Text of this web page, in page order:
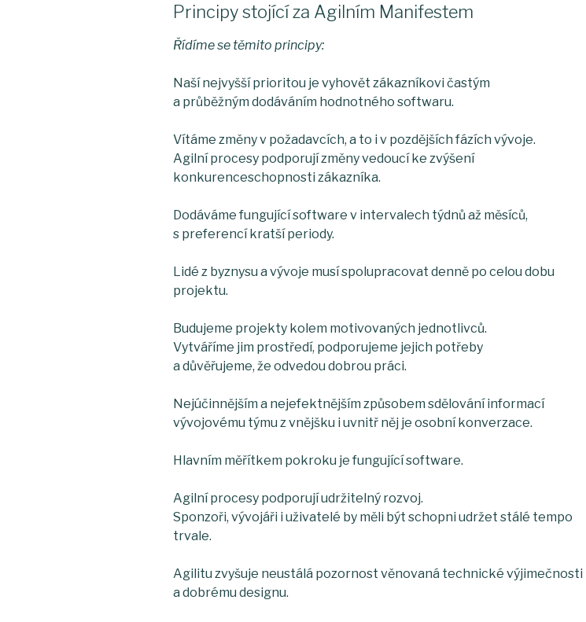
Principy stojící za Agilním Manifestem
Řídíme se těmito principy:
Naší nejvyšší prioritou je vyhovět zákazníkovi častým
a průběžným dodáváním hodnotného softwaru.
Vítáme změny v požadavcích, a to i v pozdějších fázích vývoje.
Agilní procesy podporují změny vedoucí ke zvýšení
konkurenceschopnosti zákazníka.
Dodáváme fungující software v intervalech týdnů až měsíců,
s preferencí kratší periody.
Lidé z byznysu a vývoje musí spolupracovat denně po celou dobu
projektu.
Budujeme projekty kolem motivovaných jednotlivců.
Vytváříme jim prostředí, podporujeme jejich potřeby
a důvěřujeme, že odvedou dobrou práci.
Nejúčinnějším a nejefektnějším způsobem sdělování informací
vývojovému týmu z vnějšku i uvnitř něj je osobní konverzace.
Hlavním měřítkem pokroku je fungující software.
Agilní procesy podporují udržitelný rozvoj.
Sponzoři, vývojáři i uživatelé by měli být schopni udržet stálé tempo
trvale.
Agilitu zvyšuje neustálá pozornost věnovaná technické výjimečnosti
a dobrému designu.